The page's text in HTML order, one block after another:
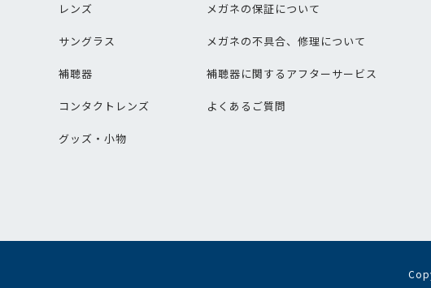
レンズ
サングラス
補聴器
コンタクトレンズ
グッズ・小物
メガネの保証について
メガネの不具合、修理について
補聴器に関するアフターサービス
よくあるご質問